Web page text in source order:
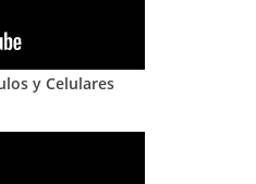
y Celulares